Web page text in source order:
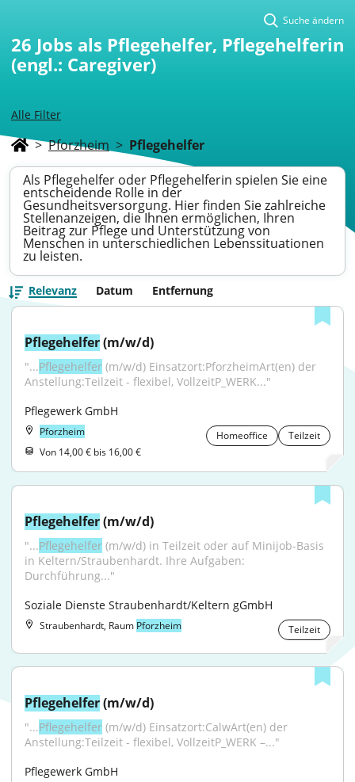
Alle Filter
Suche ändern
26 Jobs als Pflegehelfer, Pflegehelferin
(engl.: Caregiver)
> Pforzheim > Pflegehelfer
Als Pflegehelfer oder Pflegehelferin spielen Sie eine
entscheidende Rolle in der
Gesundheitsversorgung. Hier finden Sie zahlreiche
Stellenanzeigen, die Ihnen ermöglichen, Ihren
Beitrag zur Pflege und Unterstützung von
Menschen in unterschiedlichen Lebenssituationen
zu leisten.
Relevanz Datum Entfernung
Pflegehelfer (m/w/d)
"...Pflegehelfer (m/w/d) Einsatzort:PforzheimArt(en) der
Anstellung:Teilzeit - flexibel, VollzeitP_WERK..."
Pflegewerk GmbH
Pforzheim Homeoffice
Teilzeit
Von 14,00 € bis 16,00 €
Pflegehelfer (m/w/d)
"...Pflegehelfer (m/w/d) in Teilzeit oder auf Minijob-Basis
in Keltern/Straubenhardt. Ihre Aufgaben:
Durchführung..."
Soziale Dienste Straubenhardt/Keltern gGmbH
Straubenhardt, Raum Pforzheim Teilzeit
Pflegehelfer (m/w/d)
"...Pflegehelfer (m/w/d) Einsatzort:CalwArt(en) der
Anstellung:Teilzeit - flexibel, VollzeitP_WERK –..."
Pflegewerk GmbH